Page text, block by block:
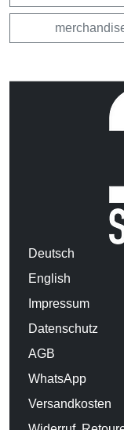
Deutsch
English
Impressum
Datenschutz
AGB
WhatsApp
Versandkosten